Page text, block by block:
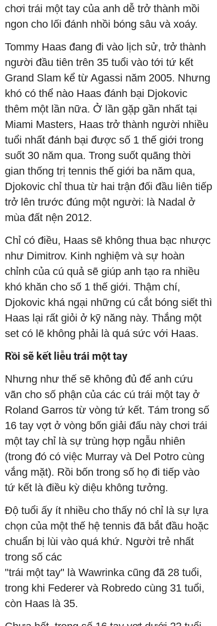
chơi trái một tay của anh dễ trở thành mồi
ngon cho lối đánh nhồi bóng sâu và xoáy.
Tommy Haas đang đi vào lịch sử, trở thành
người đầu tiên trên 35 tuổi vào tới tứ kết
Grand Slam kể từ Agassi năm 2005. Nhưng
khó có thể nào Haas đánh bại Djokovic
thêm một lần nữa. Ở lần gặp gần nhất tại
Miami Masters, Haas trở thành người nhiều
tuổi nhất đánh bại được số 1 thế giới trong
suốt 30 năm qua. Trong suốt quãng thời
gian thống trị tennis thế giới ba năm qua,
Djokovic chỉ thua từ hai trận đối đầu liên tiếp
trở lên trước đúng một người: là Nadal ở
mùa đất nện 2012.
Chỉ có điều, Haas sẽ không thua bạc nhược
như Dimitrov. Kinh nghiệm và sự hoàn
chỉnh của cú quả sẽ giúp anh tạo ra nhiều
khó khăn cho số 1 thế giới. Thậm chí,
Djokovic khá ngại những cú cắt bóng siết thì
Haas lại rất giỏi ở kỹ năng này. Thắng một
set có lẽ không phải là quá sức với Haas.
Rồi sẽ kết liễu trái một tay
Nhưng như thế sẽ không đủ để anh cứu
vãn cho số phận của các cú trái một tay ở
Roland Garros từ vòng tứ kết. Tám trong số
16 tay vợt ở vòng bốn giải đấu này chơi trái
một tay chỉ là sự trùng hợp ngẫu nhiên
(trong đó có việc Murray và Del Potro cùng
vắng mặt). Rồi bốn trong số họ đi tiếp vào
tứ kết là điều kỳ diệu không tưởng.
Độ tuổi ấy ít nhiều cho thấy nó chỉ là sự lựa
chọn của một thế hệ tennis đã bắt đầu hoặc
chuẩn bị lùi vào quá khứ. Người trẻ nhất
trong số các
"trái một tay" là Wawrinka cũng đã 28 tuổi,
trong khi Federer và Robredo cùng 31 tuổi,
còn Haas là 35.